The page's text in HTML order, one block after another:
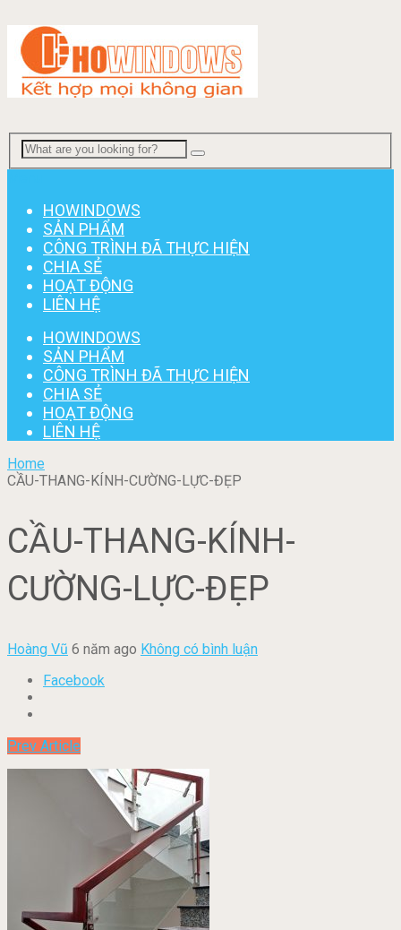
HOWINDOWS
SẢN PHẨM
CÔNG TRÌNH ĐÃ THỰC HIỆN
CHIA SẺ
HOẠT ĐỘNG
LIÊN HỆ
HOWINDOWS
SẢN PHẨM
CÔNG TRÌNH ĐÃ THỰC HIỆN
CHIA SẺ
HOẠT ĐỘNG
LIÊN HỆ
Home
CẦU-THANG-KÍNH-CƯỜNG-LỰC-ĐẸP
CẦU-THANG-KÍNH-
CƯỜNG-LỰC-ĐẸP
Hoàng Vũ 6 năm ago Không có bình luận
Facebook
Prev Article